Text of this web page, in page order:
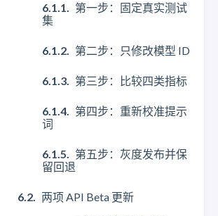
第一步：固定真实测试
集
第二步：只修改模型 ID
第三步：比较四类指标
第四步：重新校准提示
词
第五步：灰度发布并保
留回退
两项 API Beta 更新